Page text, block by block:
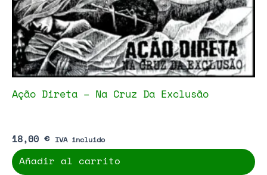
Ação Direta – Na Cruz Da Exclusão
18,00 € IVA incluido
Añadir al carrito